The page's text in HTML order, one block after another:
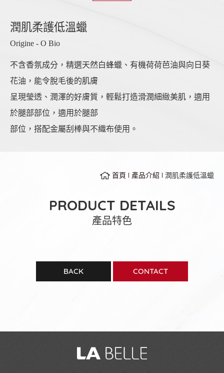
潤肌柔護低溫蠟
Origine - O Bio
不含香氛成分，精選天然白蜂蠟、有機荷荷芭油與向日葵
花油，能令脫毛後的肌膚
呈現瑩透、潤澤的好膚質，輕鬆打造滑潤細緻美肌，適用
於腿部部位，適用於腿部
部位，搭配金屬刮棒與不織布使用。
首頁 產品介紹 潤肌柔護低溫蠟
PRODUCT DETAILS
產品特色
BACK CONTACT